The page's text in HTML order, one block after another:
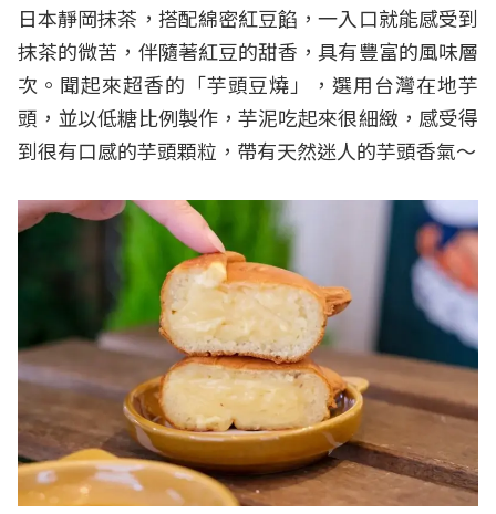
日本靜岡抹茶，搭配綿密紅豆餡，一入口就能感受到
抹茶的微苦，伴隨著紅豆的甜香，具有豐富的風味層
次。聞起來超香的「芋頭豆燒」，選用台灣在地芋
頭，並以低糖比例製作，芋泥吃起來很細緻，感受得
到很有口感的芋頭顆粒，帶有天然迷人的芋頭香氣～